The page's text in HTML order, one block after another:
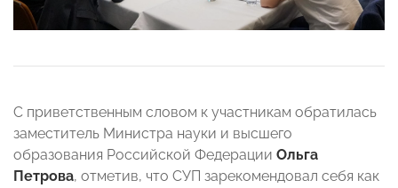
С приветственным словом к участникам обратилась
заместитель Министра науки и высшего
образования Российской Федерации Ольга
Петрова, отметив, что СУП зарекомендовал себя как